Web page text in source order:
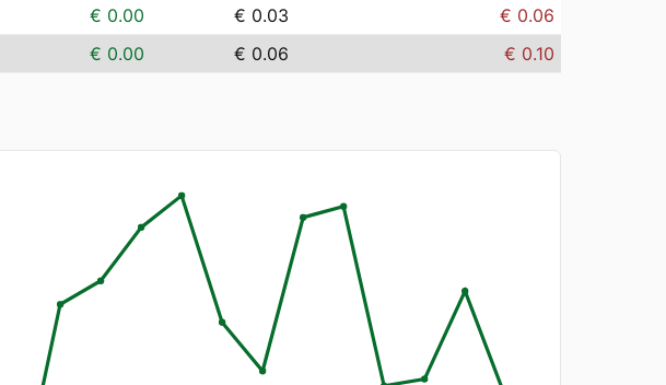
€ 0.00 € 0.03
€ 0.06
€ 0.00 € 0.06 € 0.10